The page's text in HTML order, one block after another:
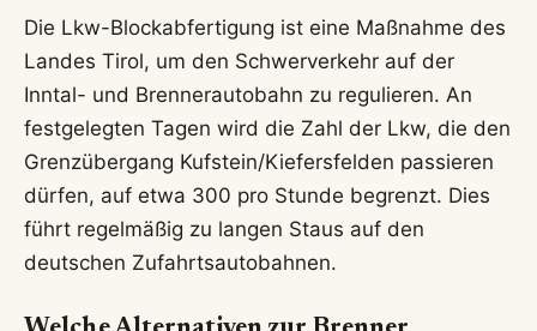
Die Lkw-Blockabfertigung ist eine Maßnahme des
Landes Tirol, um den Schwerverkehr auf der
Inntal- und Brennerautobahn zu regulieren. An
festgelegten Tagen wird die Zahl der Lkw, die den
Grenzübergang Kufstein/Kiefersfelden passieren
dürfen, auf etwa 300 pro Stunde begrenzt. Dies
führt regelmäßig zu langen Staus auf den
deutschen Zufahrtsautobahnen.